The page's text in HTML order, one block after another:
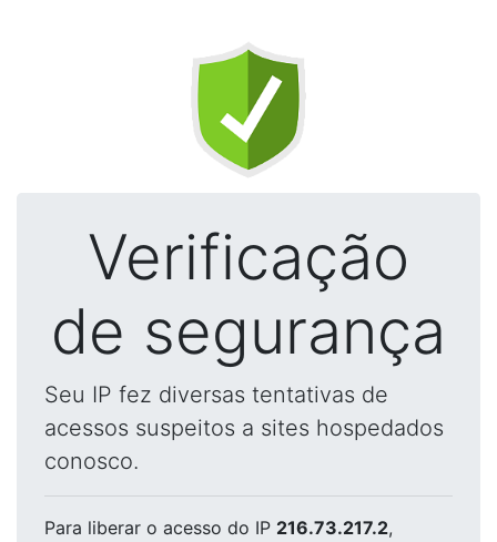
Verificação
de segurança
Seu IP fez diversas tentativas de
acessos suspeitos a sites hospedados
conosco.
Para liberar o acesso do IP 216.73.217.2,